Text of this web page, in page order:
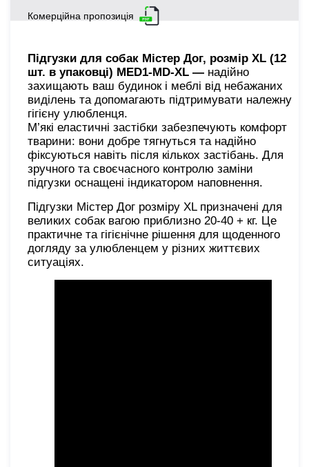
Комерційна пропозиція
Підгузки для собак Містер Дог, розмір XL (12
шт. в упаковці) MED1-MD-XL — надійно
захищають ваш будинок і меблі від небажаних
виділень та допомагають підтримувати належну
гігієну улюбленця.
М’які еластичні застібки забезпечують комфорт
тварини: вони добре тягнуться та надійно
фіксуються навіть після кількох застібань. Для
зручного та своєчасного контролю заміни
підгузки оснащені індикатором наповнення.
Підгузки Містер Дог розміру XL призначені для
великих собак вагою приблизно 20-40 + кг. Це
практичне та гігієнічне рішення для щоденного
догляду за улюбленцем у різних життєвих
ситуаціях.